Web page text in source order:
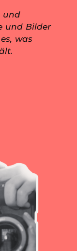
und
und Bilder
was